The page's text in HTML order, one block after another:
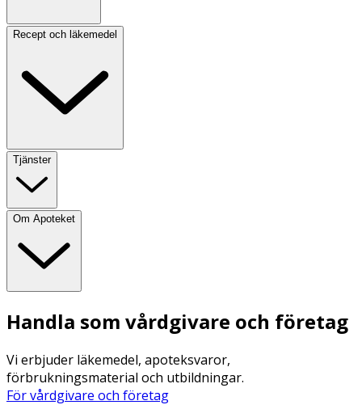
Recept och läkemedel
Tjänster
Om Apoteket
Handla som vårdgivare och företag
Vi erbjuder läkemedel, apoteksvaror,
förbrukningsmaterial och utbildningar.
För vårdgivare och företag